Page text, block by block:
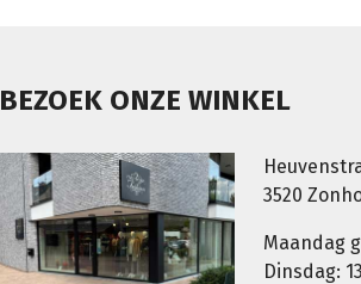
BEZOEK ONZE WINKEL
3520
Maandag
Dinsdag: